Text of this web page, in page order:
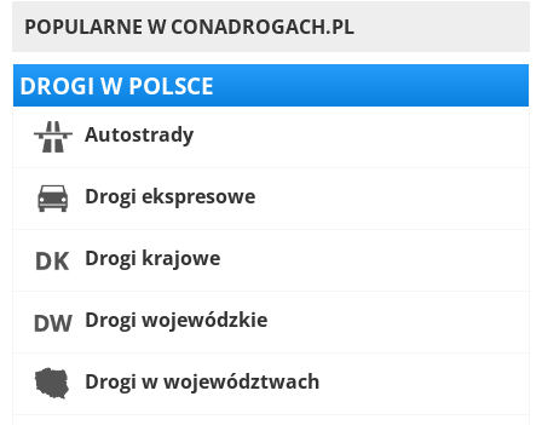
POPULARNE W CONADROGACH.PL
DROGI W POLSCE
Autostrady
Drogi ekspresowe
Drogi krajowe
Drogi wojewódzkie
Drogi w województwach